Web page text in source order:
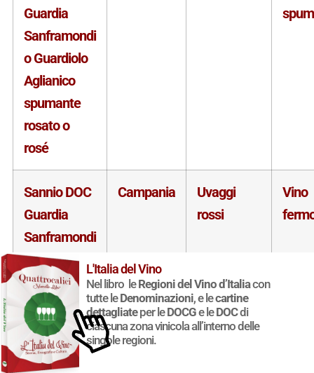
Guardia
Sanframondi
o Guardiolo
Aglianico
spumante
rosato o
rosé
Sannio DOC
Guardia
Sanframondi
o Guardiolo
Aglianico-
Piedirosso
Campania
Uvaggi
rossi
Vino
Sannio DOC
Campania
L'Italia del Vino
Nel libro leRegioni del Vino d’Italiacon
tutte leDenominazioni, e lecartine
dettagliateper leDOCGe leDOCdi
ciascuna zona vinicola all’interno delle
singole regioni.